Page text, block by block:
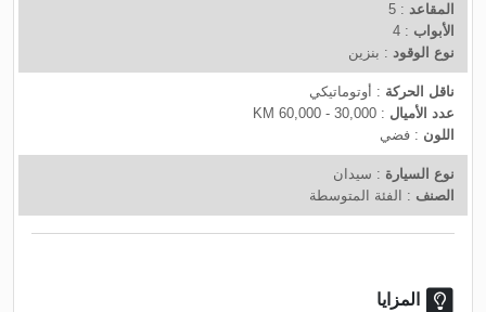
المقاعد : 5
الأبواب : 4
نوع الوقود : بنزين
ناقل الحركة : أوتوماتيكي
عدد الأميال : 30,000 - 60,000 KM
اللون : فضي
نوع السيارة : سيدان
الصنف : الفئة المتوسطة
المزايا